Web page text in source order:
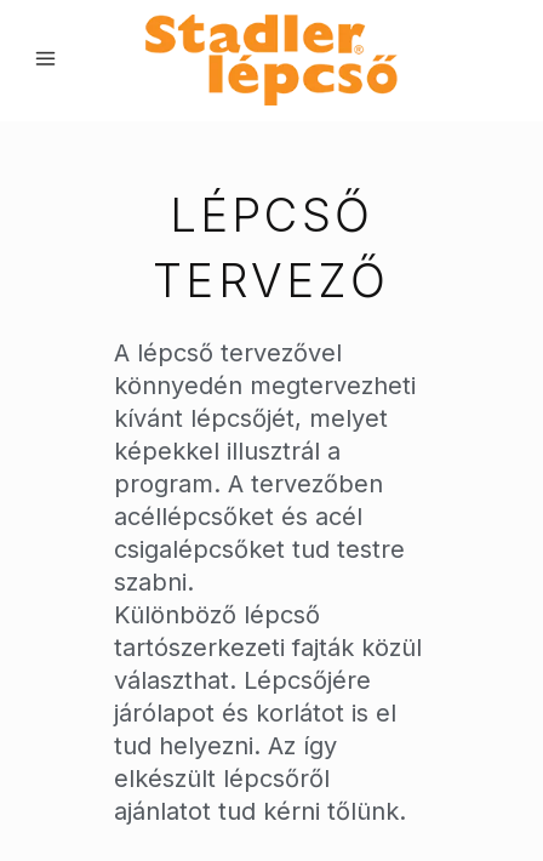
LÉPCSŐ
TERVEZŐ
A lépcső tervezővel
könnyedén megtervezheti
kívánt lépcsőjét, melyet
képekkel illusztrál a
program. A tervezőben
acéllépcsőket és acél
csigalépcsőket tud testre
szabni.
Különböző lépcső
tartószerkezeti fajták közül
választhat. Lépcsőjére
járólapot és korlátot is el
tud helyezni. Az így
elkészült lépcsőről
ajánlatot tud kérni tőlünk.